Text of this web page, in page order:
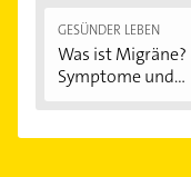
GESÜNDER LEBEN
Was ist Migräne?
Symptome und...